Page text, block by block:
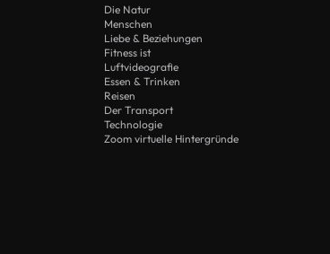
Die Natur
Menschen
Liebe & Beziehungen
Fitness ist
Luftvideografie
Essen & Trinken
Reisen
Der Transport
Technologie
Zoom virtuelle Hintergründe